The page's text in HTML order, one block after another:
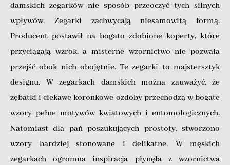
damskich zegarków nie sposób przeoczyć tych silnych
wpływów. Zegarki zachwycają niesamowitą formą.
Producent postawił na bogato zdobione koperty, które
przyciągają wzrok, a misterne wzornictwo nie pozwala
przejść obok nich obojętnie. Te zegarki to majstersztyk
designu. W zegarkach damskich można zauważyć, że
zębatki i ciekawe koronkowe ozdoby przechodzą w bogate
wzory pełne motywów kwiatowych i entomologicznych.
Natomiast dla pań poszukujących prostoty, stworzono
wzory bardziej stonowane i delikatne. W męskich
zegarkach ogromna inspiracja płynęła z wzornictwa